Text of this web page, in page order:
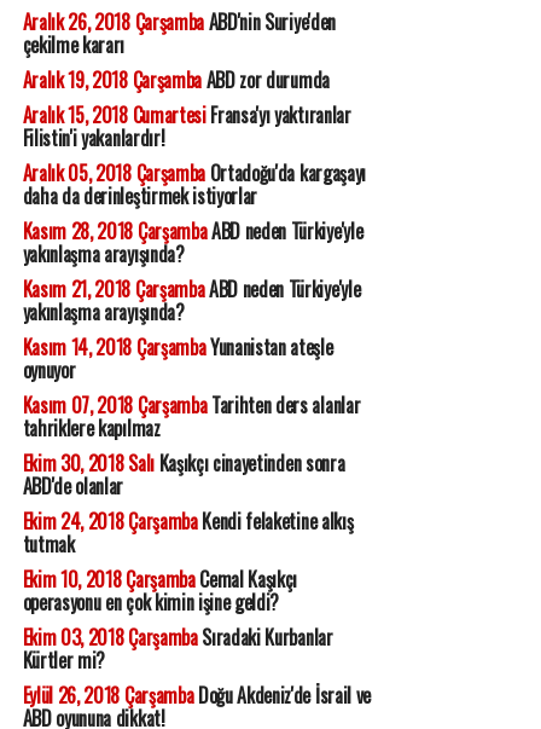
Aralık 26, 2018 ÇarşambaABD'nin Suriye'den
çekilme kararı
Aralık 19, 2018 ÇarşambaABD zor durumda
Aralık 15, 2018 CumartesiFransa'yı yaktıranlar
Filistin'i yakanlardır!
Aralık 05, 2018 ÇarşambaOrtadoğu'da kargaşayı
daha da derinleştirmek istiyorlar
Kasım 28, 2018 ÇarşambaABD neden Türkiye'yle
yakınlaşma arayışında?
Kasım 21, 2018 ÇarşambaABD neden Türkiye'yle
yakınlaşma arayışında?
Kasım 14, 2018 ÇarşambaYunanistan ateşle
oynuyor
Kasım 07, 2018 ÇarşambaTarihten ders alanlar
tahriklere kapılmaz
Ekim 30, 2018 SalıKaşıkçı cinayetinden sonra
ABD'de olanlar
Ekim 24, 2018 ÇarşambaKendi felaketine alkış
tutmak
Ekim 10, 2018 ÇarşambaCemal Kaşıkçı
operasyonu en çok kimin işine geldi?
Ekim 03, 2018 ÇarşambaSıradaki Kurbanlar
Kürtler mi?
Eylül 26, 2018 ÇarşambaDoğu Akdeniz'de İsrail ve
ABD oyununa dikkat!